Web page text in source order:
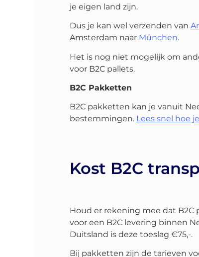
je eigen land zijn.
Dus je kan wel verzenden van
Amsterdam naar München.
Het is nog niet mogelijk om
voor B2C pallets.
B2C Pakketten
B2C pakketten kan je vanuit
bestemmingen. Lees snel hoe
Kost B2C
Houd er rekening mee dat B2C
voor een B2C levering binnen
Duitsland is deze toeslag €75,-.
Bij pakketten zijn de tarieven